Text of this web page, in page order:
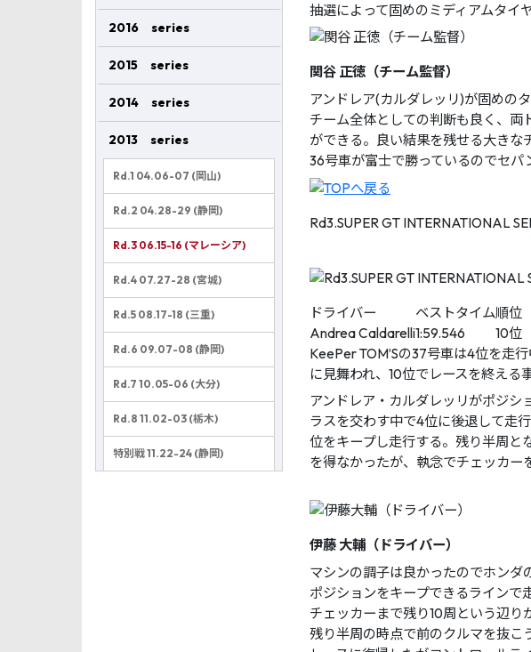
2016 series
2015 series
2014 series
2013 series
Rd.1 04.06-07 (岡山)
Rd.2 04.28-29 (静岡)
Rd.3 06.15-16 (マレーシア)
Rd.4 07.27-28 (宮城)
Rd.5 08.17-18 (三重)
Rd.6 09.07-08 (静岡)
Rd.7 10.05-06 (大分)
Rd.8 11.02-03 (栃木)
特別戦 11.22-24 (静岡)
抽選によって固めのミディアムタイ
関谷 正徳（チーム監督）
アンドレア(カルダレッリ)が固めの
チーム全体としての判断も良く、両
ができる。良い結果を残せる大きな
36号車が富士で勝っているのでセパ
Rd3.SUPER GT INTERNATIONAL
ドライバー ベストタイム順位
Andrea Caldarelli1:59.546
10位
KeePer TOM’Sの37号車は4位を走
に見舞われ、10位でレースを終える
アンドレア・カルダレッリがポジ
ラスを交わす中で4位に後退して走
位をキープし走行する。残り半周と
を得なかったが、執念でチェッカー
伊藤 大輔（ドライバー）
マシンの調子は良かったのでホンダ
ポジションをキープできるラインで
チェッカーまで残り10周という辺り
残り半周の時点で前のクルマを抜こ